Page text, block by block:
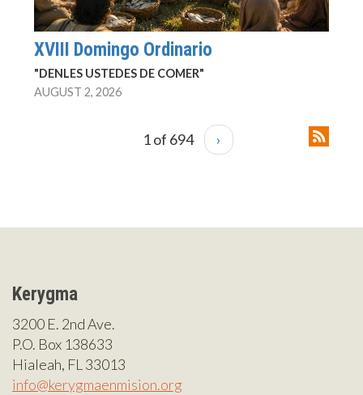
XVIII Domingo Ordinario
"DENLES USTEDES DE COMER"
AUGUST 2, 2026
1 of 694 ›
Kerygma
3200 E. 2nd Ave.
P.O. Box 138633
Hialeah, FL 33013
info@kerygmaenmision.org